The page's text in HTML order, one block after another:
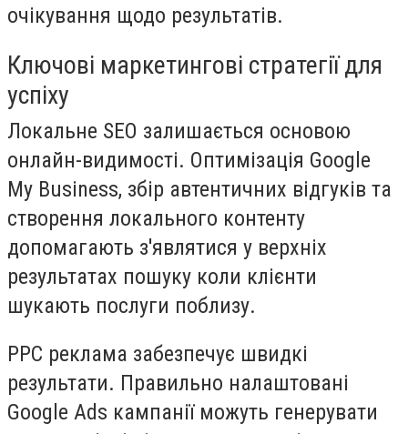
очікування щодо результатів.
Ключові маркетингові стратегії для
успіху
Локальне SEO залишається основою
онлайн-видимості. Оптимізація Google
My Business, збір автентичних відгуків та
створення локального контенту
допомагають з'являтися у верхніх
результатах пошуку коли клієнти
шукають послуги поблизу.
PPC реклама забезпечує швидкі
результати. Правильно налаштовані
Google Ads кампанії можуть генерувати